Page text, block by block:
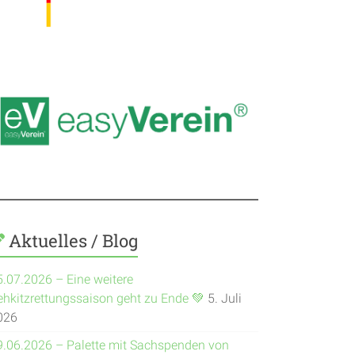
Aktuelles / Blog
– Eine weitere
geht zu Ende 💚 5. Juli
– Palette mit Sachspenden von